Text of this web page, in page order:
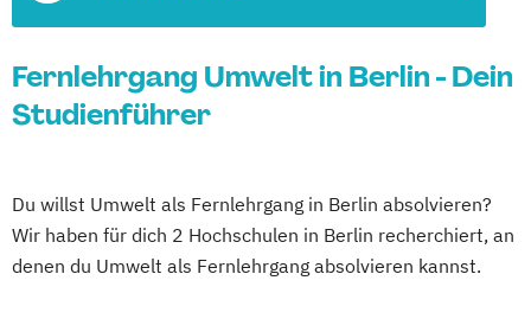
Fernlehrgang Umwelt in Berlin - Dein
Studienführer
Du willst Umwelt als Fernlehrgang in Berlin absolvieren?
Wir haben für dich 2 Hochschulen in Berlin recherchiert, an
denen du Umwelt als Fernlehrgang absolvieren kannst.